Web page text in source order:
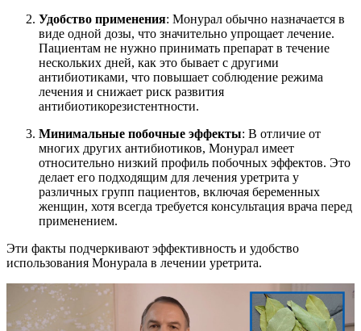
Удобство применения: Монурал обычно назначается в
виде одной дозы, что значительно упрощает лечение.
Пациентам не нужно принимать препарат в течение
нескольких дней, как это бывает с другими
антибиотиками, что повышает соблюдение режима
лечения и снижает риск развития
антибиотикорезистентности.
Минимальные побочные эффекты: В отличие от
многих других антибиотиков, Монурал имеет
относительно низкий профиль побочных эффектов. Это
делает его подходящим для лечения уретрита у
различных групп пациентов, включая беременных
женщин, хотя всегда требуется консультация врача перед
применением.
Эти факты подчеркивают эффективность и удобство
использования Монурала в лечении уретрита.